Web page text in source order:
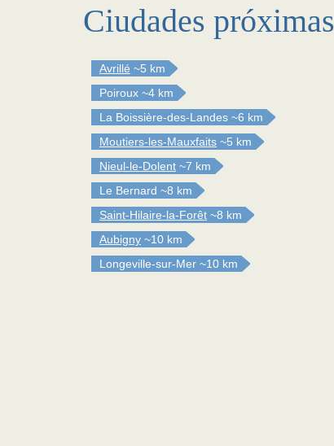
Ciudades próximas
Avrillé ~5 km
Poiroux ~4 km
La Boissière-des-Landes ~6 km
Moutiers-les-Mauxfaits ~5 km
Nieul-le-Dolent ~7 km
Le Bernard ~8 km
Saint-Hilaire-la-Forêt ~8 km
Aubigny ~10 km
Longeville-sur-Mer ~10 km